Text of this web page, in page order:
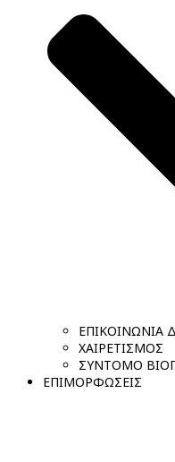
ΕΠΙΚΟΙΝΩΝΙΑ
ΧΑΙΡΕΤΙΣΜΟΣ
ΣΥΝΤΟΜΟ
ΕΠΙΜΟΡΦΩΣΕΙΣ